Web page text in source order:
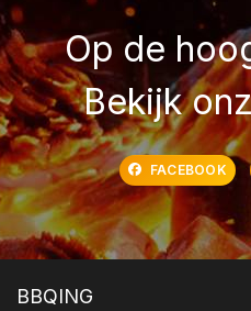
Op de
Bekijk
FACEBOOK
BBQING